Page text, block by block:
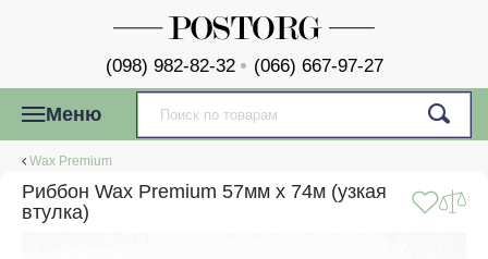
(098) 982-82-32 (066) 667-97-27
Меню
Wax Premium
Риббон Wax Premium 57мм x 74м (узкая
втулка)